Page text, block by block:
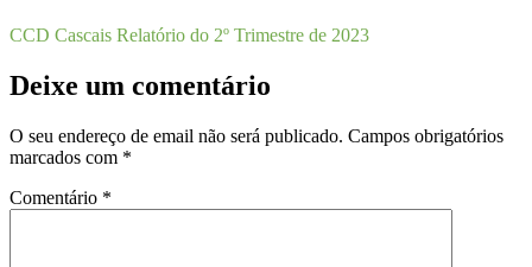
CCD Cascais Relatório do 2º Trimestre de 2023
Deixe um comentário
O seu endereço de email não será publicado. Campos obrigatórios
marcados com *
Comentário *